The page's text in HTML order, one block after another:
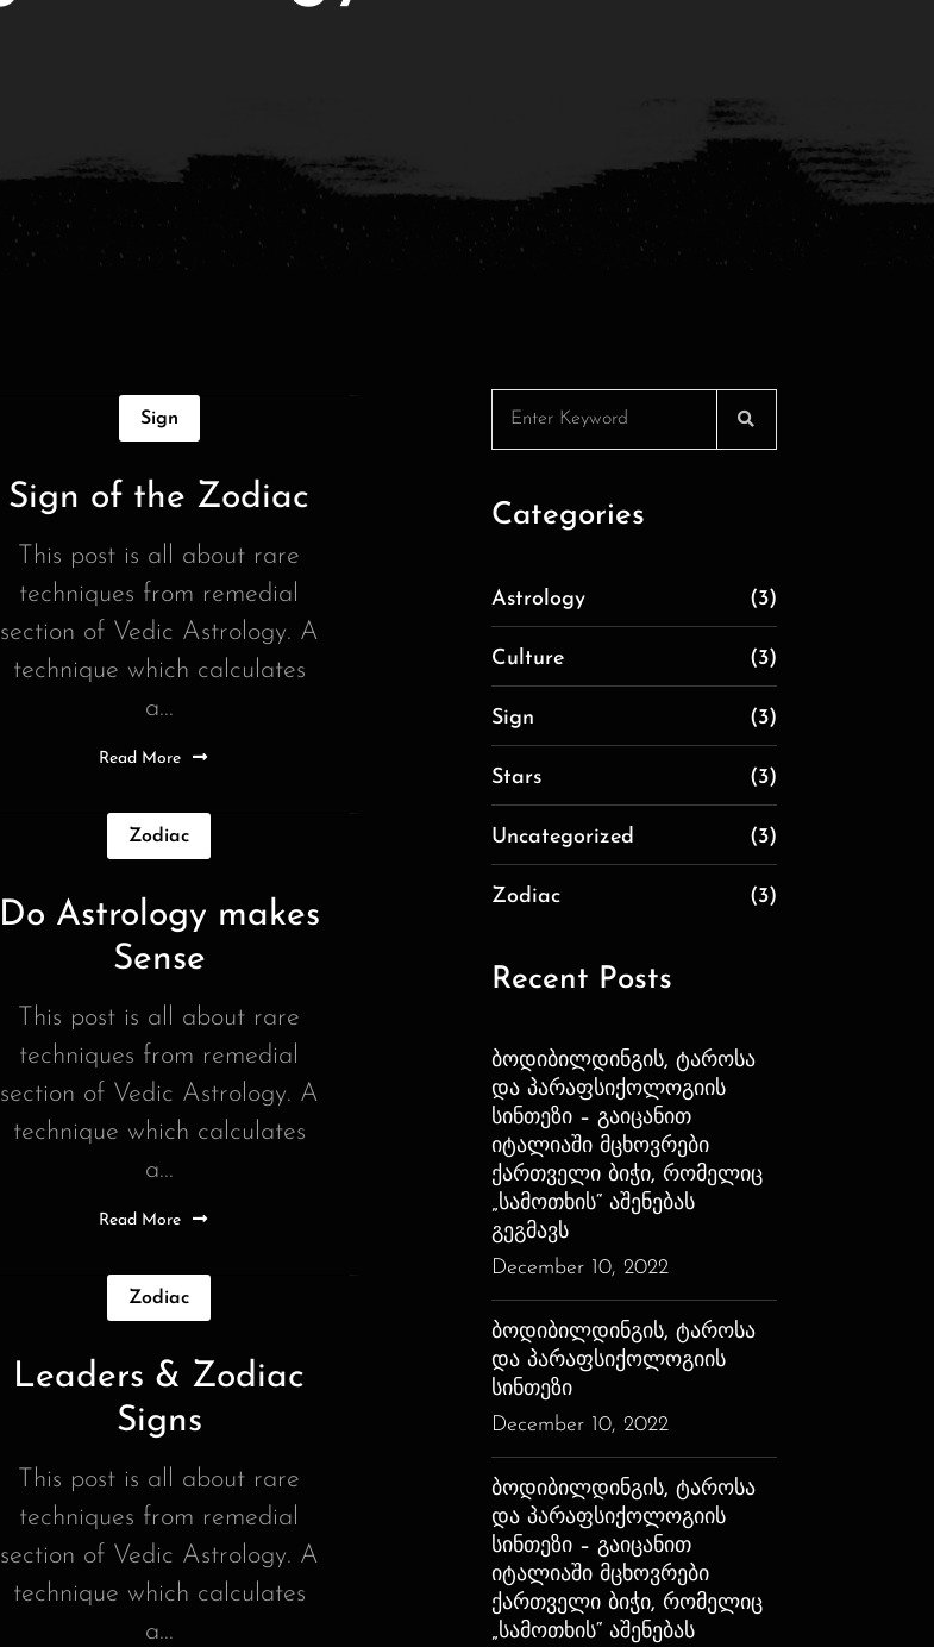
Sign
Sign of the Zodiac
This post is all about rare
techniques from remedial
section of Vedic Astrology. A
technique which calculates
a...
Read More
Zodiac
Do Astrology makes
Sense
This post is all about rare
techniques from remedial
section of Vedic Astrology. A
technique which calculates
a...
Read More
Zodiac
Leaders & Zodiac
Signs
This post is all about rare
techniques from remedial
section of Vedic Astrology. A
technique which calculates
a...
Categories
Astrology (3)
Culture (3)
Sign (3)
Stars (3)
Uncategorized (3)
Zodiac (3)
Recent Posts
ბოდიბილდინგის, ტაროსა
და პარაფსიქოლოგიის
სინთეზი – გაიცანით
იტალიაში მცხოვრები
ქართველი ბიჭი, რომელიც
„სამოთხის“ აშენებას
გეგმავს
December 10, 2022
ბოდიბილდინგის, ტაროსა
და პარაფსიქოლოგიის
სინთეზი
December 10, 2022
ბოდიბილდინგის, ტაროსა
და პარაფსიქოლოგიის
სინთეზი – გაიცანით
იტალიაში მცხოვრები
ქართველი ბიჭი, რომელიც
„სამოთხის“ აშენებას